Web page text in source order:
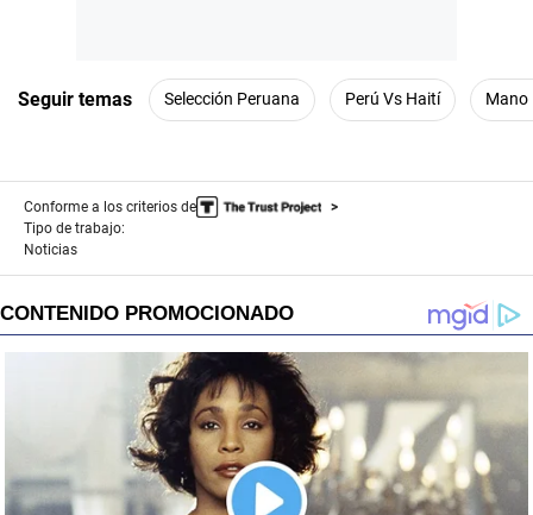
Seguir temas Selección Peruana Perú Vs Haití Mano
Conforme a los criterios de
Tipo de trabajo:
Noticias